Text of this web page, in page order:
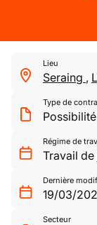
Lieu
Seraing ,
Type de
Régime de
Travail
Dernière
19/03/
Secteur